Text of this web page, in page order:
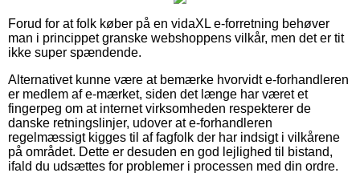
Forud for at folk køber på en vidaXL e-forretning behøver
man i princippet granske webshoppens vilkår, men det er tit
ikke super spændende.
Alternativet kunne være at bemærke hvorvidt e-forhandleren
er medlem af e-mærket, siden det længe har været et
fingerpeg om at internet virksomheden respekterer de
danske retningslinjer, udover at e-forhandleren
regelmæssigt kigges til af fagfolk der har indsigt i vilkårene
på området. Dette er desuden en god lejlighed til bistand,
ifald du udsættes for problemer i processen med din ordre.